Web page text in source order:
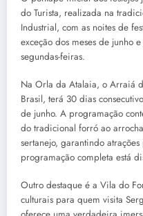
do Turista, realizada na
Industrial, com as noites de
exceção dos meses de junho
segundas-feiras.
Na Orla da Atalaia, o Arraiá
Brasil, terá 30 dias
de junho. A programação
do tradicional forró ao
sertanejo, garantindo
programação completa está
Outro destaque é a Vila do
culturais para quem visita